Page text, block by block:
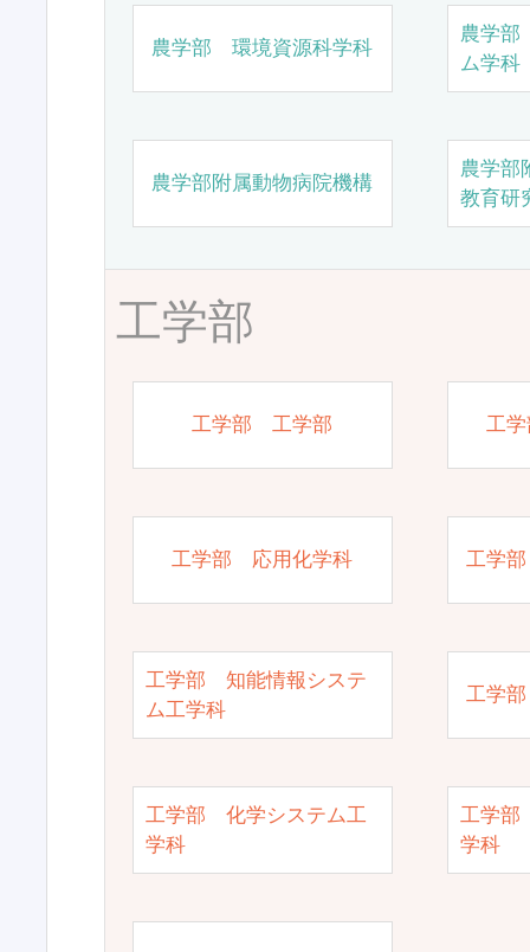
農学部 環境資源科学科
農学
ム学科
農学部附属動物病院機構
農学部
教育研
工学部
工学部 工学部 工
工学部 応用化学科 工学
工学部 知能情報システ
ム工学科
工学
工学部 化学システム工
学科
工学部
学科